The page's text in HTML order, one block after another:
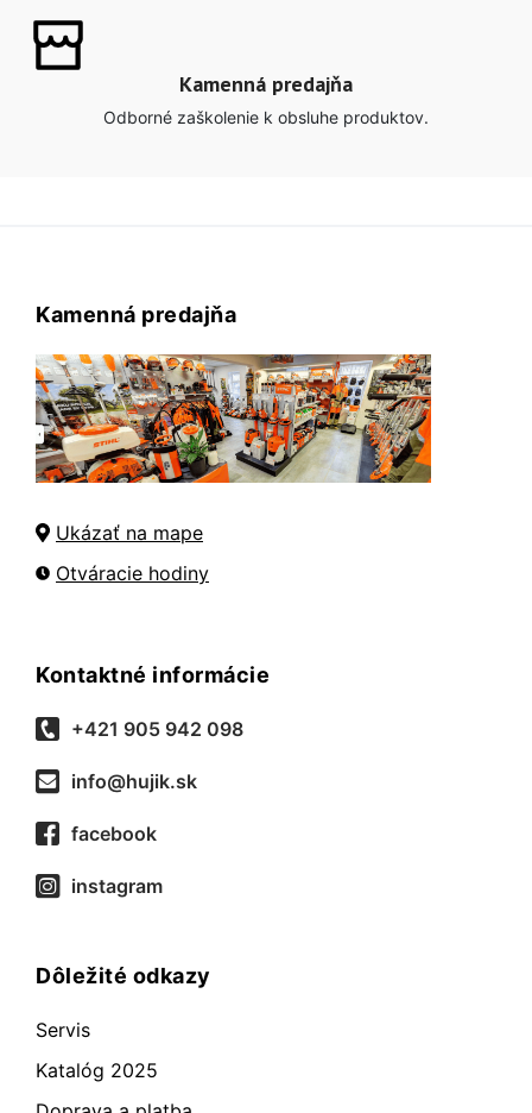
Kamenná predajňa
Odborné zaškolenie k obsluhe produktov.
Kamenná predajňa
Ukázať na mape
Otváracie hodiny
Kontaktné informácie
+421 905 942 098
info@hujik.sk
facebook
instagram
Dôležité odkazy
Servis
Katalóg 2025